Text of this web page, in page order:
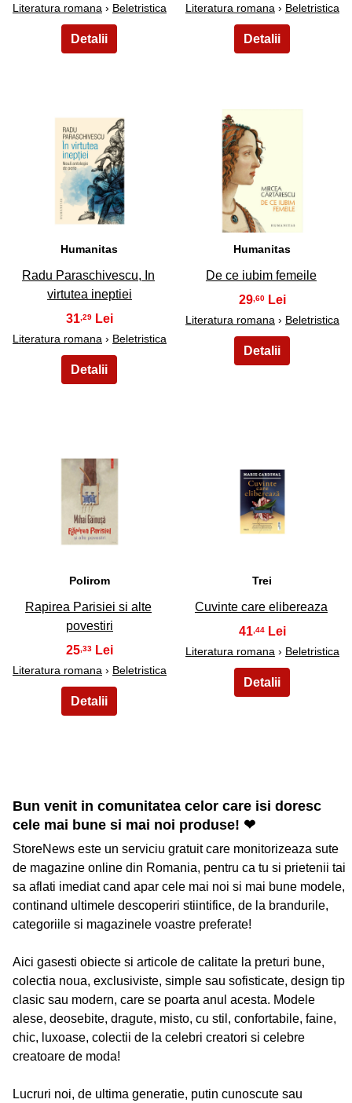
Literatura romana › Beletristica Literatura romana › Beletristica
47
Humanitas
Radu Paraschivescu, In
virtutea ineptiei
31 ,29
Literatura romana› Beletristica
48
Humanitas
De ce iubim femeile
29,60
Literatura romana› Beletristica
49
Polirom
Rapirea Parisiei si alte
povestiri
25,33
Literatura romana › Beletristica
50
Trei
Cuvinte care elibereaza
41 ,44
Literatura romana › Beletristica
Bun venit in comunitatea celor care isi doresc
cele mai bune si mai noi produse! ❤
StoreNews este un serviciu gratuit care monitorizeaza sute
de magazine online din Romania, pentru ca tu si prietenii tai
sa aflati imediat cand apar cele mai noi si mai bune modele,
continand ultimele descoperiri stiintifice, de la brandurile,
categoriile si magazinele voastre preferate!
Aici gasesti obiecte si articole de calitate la preturi bune,
colectia noua, exclusiviste, simple sau sofisticate, design tip
clasic sau modern, care se poarta anul acesta. Modele
alese, deosebite, dragute, misto, cu stil, confortabile, faine,
chic, luxoase, colectii de la celebri creatori si celebre
creatoare de moda!
Lucruri noi, de ultima generatie, putin cunoscute sau